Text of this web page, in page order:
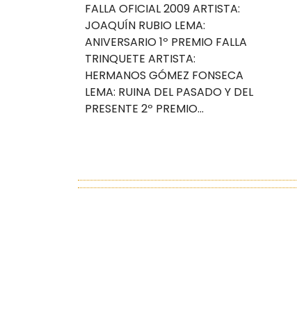
FALLA OFICIAL 2009 ARTISTA:
JOAQUÍN RUBIO LEMA:
ANIVERSARIO 1º PREMIO FALLA
TRINQUETE ARTISTA:
HERMANOS GÓMEZ FONSECA
LEMA: RUINA DEL PASADO Y DEL
PRESENTE 2º PREMIO...